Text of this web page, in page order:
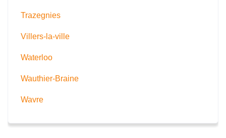
Trazegnies
Villers-la-ville
Waterloo
Wauthier-Braine
Wavre